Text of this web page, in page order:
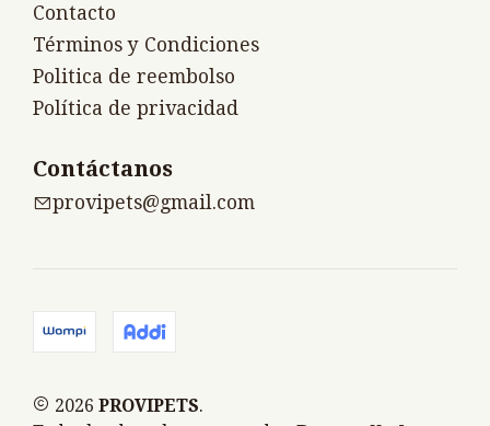
Contacto
Términos y Condiciones
Politica de reembolso
Política de privacidad
Contáctanos
provipets@gmail.com
2026 PROVIPETS.